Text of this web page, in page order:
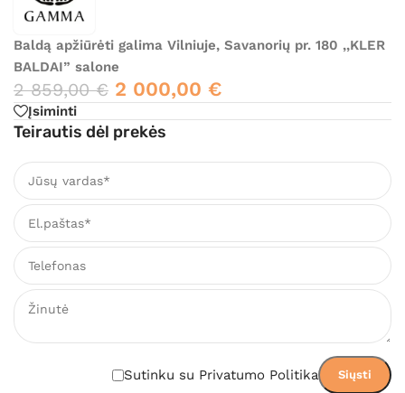
Baldą apžiūrėti galima Vilniuje, Savanorių pr. 180 ,,KLER
BALDAI” salone
2 859,00€ 2 000,00 €
Įsiminti
Teirautis dėl prekės
Sutinku su Privatumo Politika